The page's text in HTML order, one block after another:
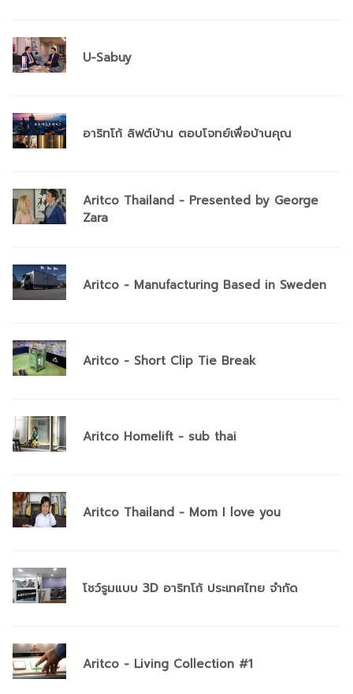
U-Sabuy
อาริทโก้ ลิฟต์บ้าน ตอบโจทย์เพื่อบ้านคุณ
Aritco Thailand - Presented by George
Zara
Aritco - Manufacturing Based in Sweden
Aritco - Short Clip Tie Break
Aritco Homelift - sub thai
Aritco Thailand - Mom I love you
โชว์รูมแบบ 3D อาริทโก้ ประเทศไทย จำกัด
Aritco - Living Collection #1